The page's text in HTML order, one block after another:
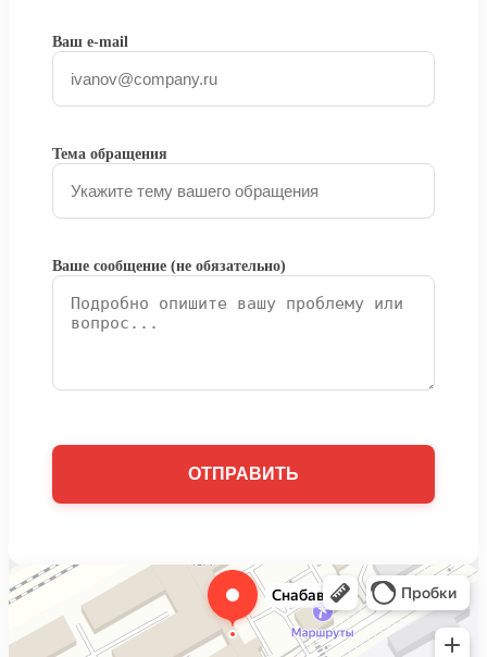
Ваш e-mail
Тема обращения
Ваше сообщение (не обязательно)